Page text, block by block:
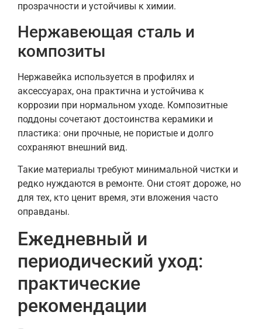
прозрачности и устойчивы к химии.
Нержавеющая сталь и
композиты
Нержавейка используется в профилях и
аксессуарах, она практична и устойчива к
коррозии при нормальном уходе. Композитные
поддоны сочетают достоинства керамики и
пластика: они прочные, не пористые и долго
сохраняют внешний вид.
Такие материалы требуют минимальной чистки и
редко нуждаются в ремонте. Они стоят дороже, но
для тех, кто ценит время, эти вложения часто
оправданы.
Ежедневный и
периодический уход:
практические
рекомендации